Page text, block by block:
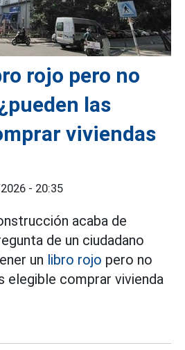
rojo pero no
las
viviendas
- 20:35
acaba de
de un ciudadano
un libro rojo pero no
elegible comprar vivienda